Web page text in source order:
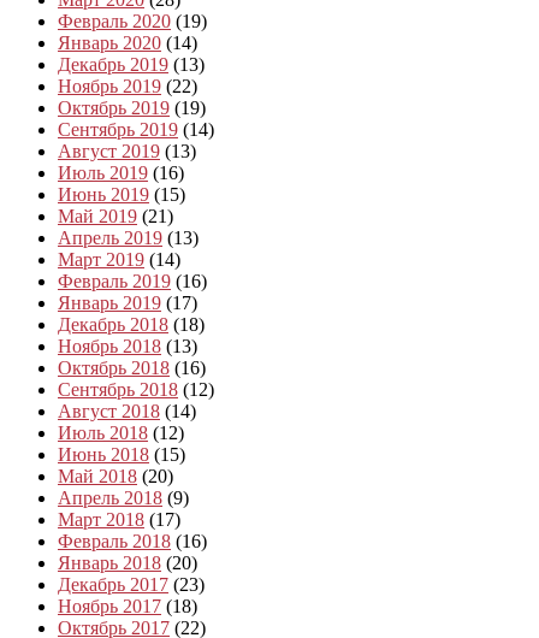
Февраль 2020 (19)
Январь 2020 (14)
Декабрь 2019 (13)
Ноябрь 2019 (22)
Октябрь 2019 (19)
Сентябрь 2019 (14)
Август 2019 (13)
Июль 2019 (16)
Июнь 2019 (15)
Май 2019 (21)
Апрель 2019 (13)
Март 2019 (14)
Февраль 2019 (16)
Январь 2019 (17)
Декабрь 2018 (18)
Ноябрь 2018 (13)
Октябрь 2018 (16)
Сентябрь 2018 (12)
Август 2018 (14)
Июль 2018 (12)
Июнь 2018 (15)
Май 2018 (20)
Апрель 2018 (9)
Март 2018 (17)
Февраль 2018 (16)
Январь 2018 (20)
Декабрь 2017 (23)
Ноябрь 2017 (18)
Октябрь 2017 (22)